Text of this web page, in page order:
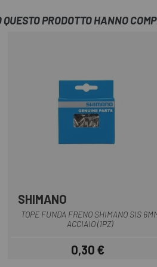
PRODOTTO HANNO
SHIMANO
TOPE FUNDA FRENO SHIMANO SIS
ACCIAIO (1PZ)
Prezzo
0,30 €